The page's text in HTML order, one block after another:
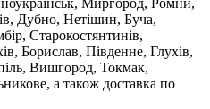
Миргород, Ромни,
Дубно, Нетішин, Буча,
Старокостянтинів,
Борислав, Південне, Глухів,
Вишгород, Токмак,
а також доставка по